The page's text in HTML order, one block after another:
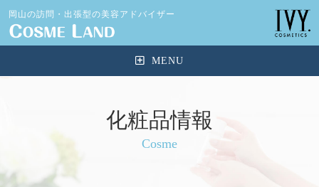
岡山の訪問・出張型の美容アドバイザー
化粧品情報
Cosme